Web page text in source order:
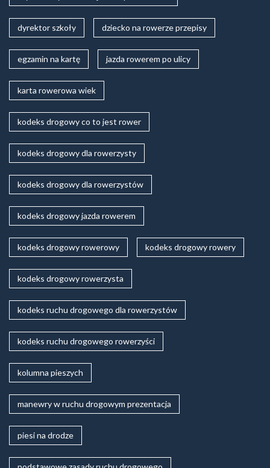
dyrektor szkoły dziecko na rowerze przepisy
egzamin na kartę jazda rowerem po ulicy
karta rowerowa wiek
kodeks drogowy co to jest rower
kodeks drogowy dla rowerzysty
kodeks drogowy dla rowerzystów
kodeks drogowy jazda rowerem
kodeks drogowy rowerowy kodeks drogowy rowery
kodeks drogowy rowerzysta
kodeks ruchu drogowego dla rowerzystów
kodeks ruchu drogowego rowerzyści
kolumna pieszych
manewry w ruchu drogowym prezentacja
piesi na drodze